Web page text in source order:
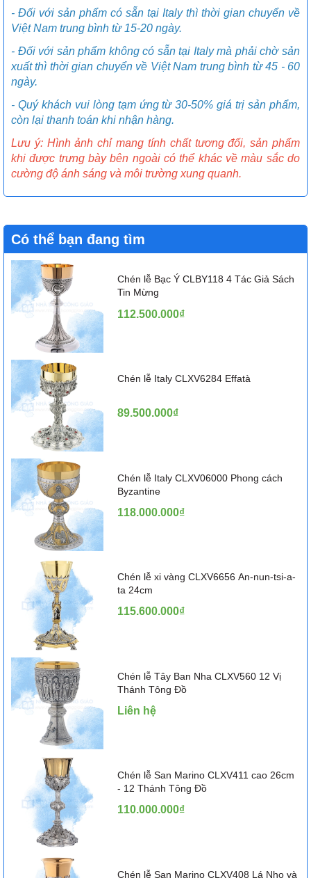
- Đối với sản phẩm có sẵn tại Italy thì thời gian chuyển về
Việt Nam trung bình từ 15-20 ngày.
- Đối với sản phẩm không có sẵn tại Italy mà phải chờ sản
xuất thì thời gian chuyển về Việt Nam trung bình từ 45 - 60
ngày.
- Quý khách vui lòng tạm ứng từ 30-50% giá trị sản phẩm,
còn lại thanh toán khi nhận hàng.
Lưu ý: Hình ảnh chỉ mang tính chất tương đối, sản phẩm
khi được trưng bày bên ngoài có thể khác về màu sắc do
cường độ ánh sáng và môi trường xung quanh.
Có thể bạn đang tìm
Chén lễ Bạc Ý CLBY118 4 Tác Giả Sách
Tin Mừng
112.500.000₫
Chén lễ Italy CLXV6284 Effatà
89.500.000₫
Chén lễ Italy CLXV06000 Phong cách
Byzantine
118.000.000₫
Chén lễ xi vàng CLXV6656 An-nun-tsi-a-
ta 24cm
115.600.000₫
Chén lễ Tây Ban Nha CLXV560 12 Vị
Thánh Tông Đồ
Liên hệ
Chén lễ San Marino CLXV411 cao 26cm
- 12 Thánh Tông Đồ
110.000.000₫
Chén lễ San Marino CLXV408 Lá Nho và